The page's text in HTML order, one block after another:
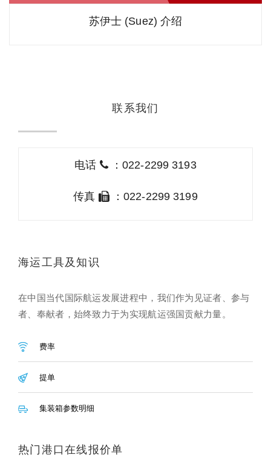
苏伊士 (Suez) 介绍
联系我们
电话 ：022-2299 3193
传真 ：022-2299 3199
海运工具及知识
在中国当代国际航运发展进程中，我们作为见证者、参与
者、奉献者，始终致力于为实现航运强国贡献力量。
费率
提单
集装箱参数明细
热门港口在线报价单